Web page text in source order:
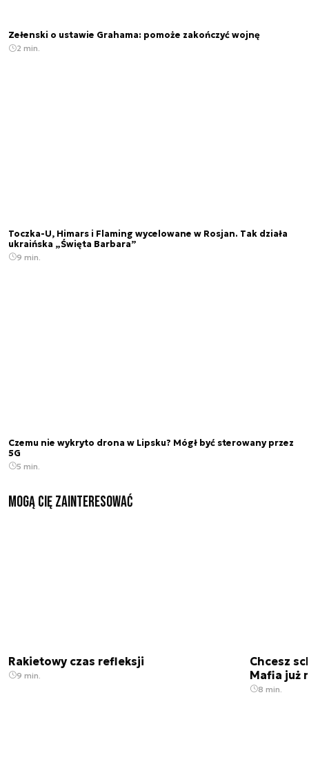
Zełenski o ustawie Grahama: pomoże zakończyć wojnę
2 min.
Toczka-U, Himars i Flaming wycelowane w Rosjan. Tak działa
ukraińska „Święta Barbara”
9 min.
Czemu nie wykryto drona w Lipsku? Mógł być sterowany przez
5G
5 min.
Mogą Cię zainteresować
Rakietowy czas refleksji
9 min.
Chcesz
Mafia już
8 min.